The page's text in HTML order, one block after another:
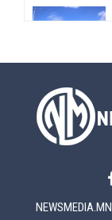
NEWSMEDIA.MN